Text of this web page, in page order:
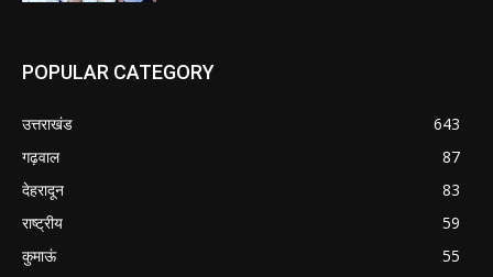
POPULAR CATEGORY
उत्तराखंड
643
गढ़वाल
87
देहरादून
83
राष्ट्रीय
59
कुमाऊं
55